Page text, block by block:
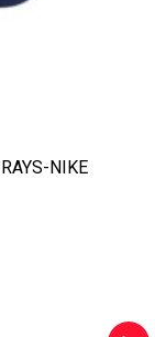
NIKE